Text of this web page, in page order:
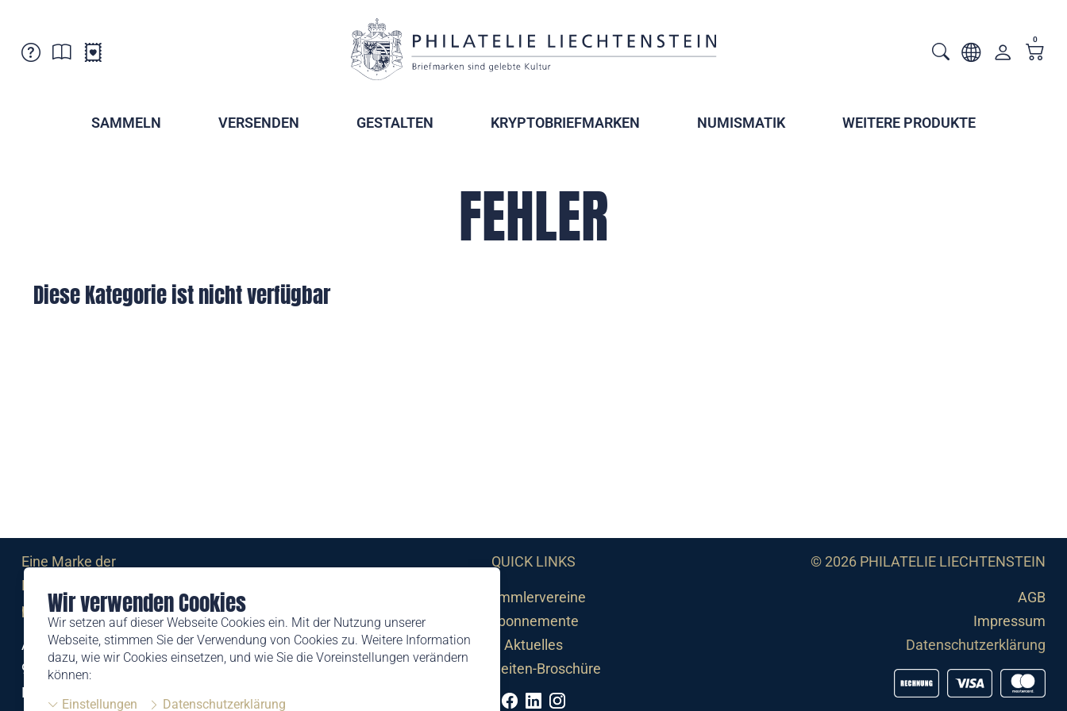
Wir verwenden Cookies
Wir setzen auf dieser Webseite Cookies ein. Mit der Nutzung unserer
Webseite, stimmen Sie der Verwendung von Cookies zu. Weitere Information
dazu, wie wir Cookies einsetzen, und wie Sie die Voreinstellungen verändern
können:
Einstellungen
Datenschutzerklärung
Verkaufsstellen
Abonnemente
0
SAMMELN VERSENDEN GESTALTEN KRYPTOBRIEFMARKEN NUMISMATIK WEITERE PRODUKTE
FEHLER
Diese Kategorie ist nicht verfügbar
Eine Marke der
Liechtensteinischen Post AG
post.li
Alte Zollstrasse 11
9494 Schaan
Liechtenstein
QUICK LINKS
Sammlervereine
Abonnemente
Aktuelles
Neuheiten-Broschüre
© 2026 PHILATELIE LIECHTENSTEIN
AGB
Impressum
Datenschutzerklärung